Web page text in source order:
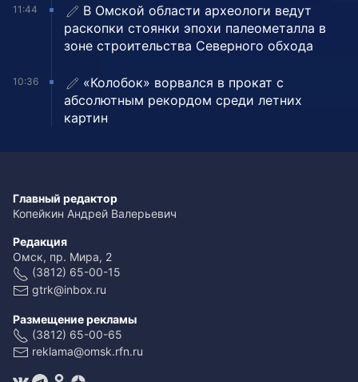
11:44
В Омской области археологи ведут
раскопки стоянки эпохи палеометалла в
зоне строительства Северного обхода
10:36
«Колобок» ворвался в прокат с
абсолютным рекордом среди летних
картин
Главный редактор
Копейкин Андрей Валерьевич
Редакция
Омск, пр. Мира, 2
(3812) 65-00-15
gtrk@inbox.ru
Размещение рекламы
(3812) 65-00-65
reklama@omsk.rfn.ru